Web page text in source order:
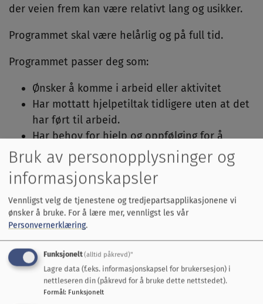
der veien frem kan være relativt lang og usikker.
Programmet skal være helårlig og på full tid.
Programmet passer deg som:
Ønsker å komme i arbeid eller aktivitet
Har mottatt hjelpetiltak tidligere uten at det
har ført til arbeid.
Har behov for hjelp og oppfølging for å
komme i arbeid eller aktivitet.
Lenker
Les mer om Kvalifiseringsprogrammet
Fant du det du lette etter?
Bruk av personopplysninger og
informasjonskapsler
Vennligst velg de tjenestene og tredjepartsapplikasjonene vi
ønsker å bruke. For å lære mer, vennligst les vår
Personvernerklæring.
Funksjonelt(alltid påkrevd)"
Lagre data (f.eks. informasjonskapsel for brukersesjon) i
nettleseren din (påkrevd for å bruke dette nettstedet).
Formål: Funksjonelt